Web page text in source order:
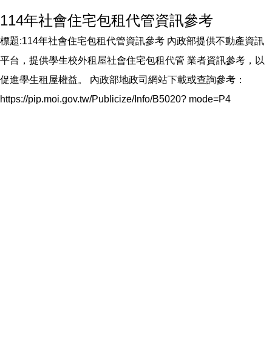
114年社會住宅包租代管資訊參考
標題:114年社會住宅包租代管資訊參考 內政部提供不動產資訊
平台，提供學生校外租屋社會住宅包租代管 業者資訊參考，以
促進學生租屋權益。 內政部地政司網站下載或查詢參考：
https://pip.moi.gov.tw/Publicize/Info/B5020? mode=P4